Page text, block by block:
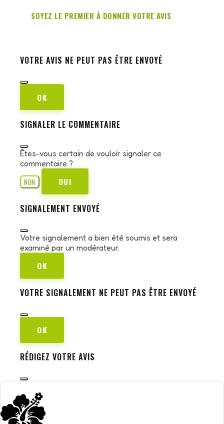
SOYEZ LE PREMIER À DONNER VOTRE AVIS
VOTRE AVIS NE PEUT PAS ÊTRE ENVOYÉ
OK
SIGNALER LE COMMENTAIRE
Êtes-vous certain de vouloir signaler ce
commentaire ?
NON
OUI
SIGNALEMENT ENVOYÉ
Votre signalement a bien été soumis et sera
examiné par un modérateur.
OK
VOTRE SIGNALEMENT NE PEUT PAS ÊTRE ENVOYÉ
OK
RÉDIGEZ VOTRE AVIS